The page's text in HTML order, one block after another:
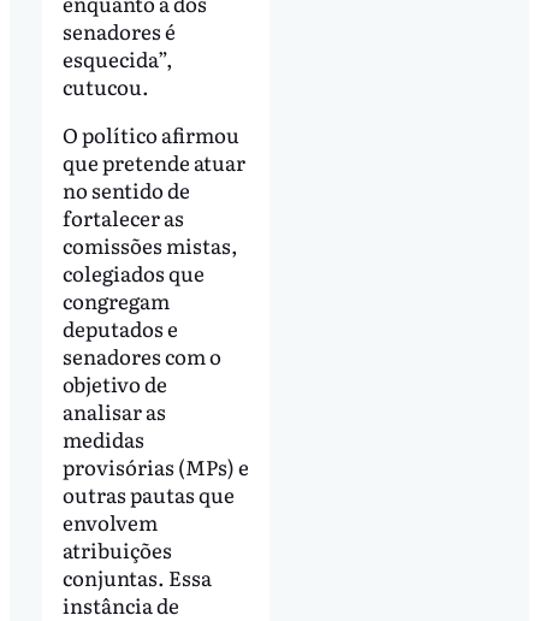
senadores é
esquecida”,
cutucou.
O político afirmou
que pretende atuar
no sentido de
fortalecer as
comissões mistas,
colegiados que
congregam
deputados e
senadores com o
objetivo de
analisar as
medidas
provisórias (MPs) e
outras pautas que
envolvem
atribuições
conjuntas. Essa
instância de